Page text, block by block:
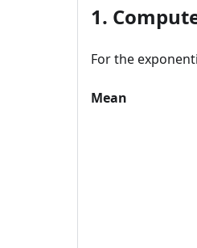
\geq
1.
For the
Mean